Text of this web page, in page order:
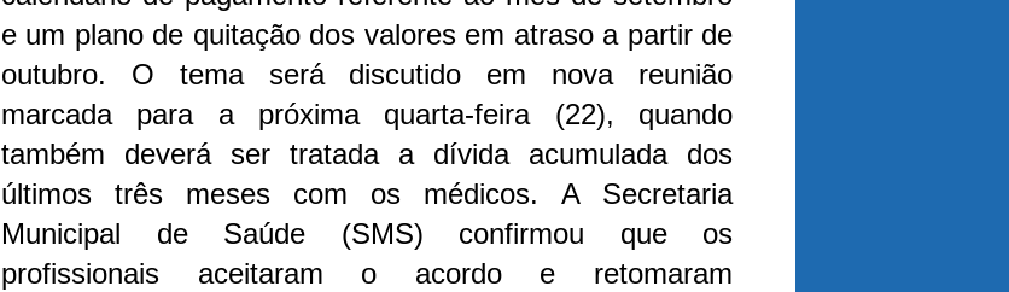
e um plano de quitação dos valores em atraso a partir de
outubro. O tema será discutido em nova reunião
marcada para a próxima quarta-feira (22), quando
também deverá ser tratada a dívida acumulada dos
últimos três meses com os médicos. A Secretaria
Municipal de Saúde (SMS) confirmou que os
profissionais aceitaram o acordo e retomaram